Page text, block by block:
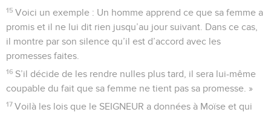
15 Voici un exemple : Un homme apprend ce que sa femme a
promis et il ne lui dit rien jusqu’au jour suivant. Dans ce cas,
il montre par son silence qu’il est d’accord avec les
promesses faites.
16 S’il décide de les rendre nulles plus tard, il sera lui-même
coupable du fait que sa femme ne tient pas sa promesse. »
17 Voilà les lois que le SEIGNEUR a données à Moïse et qui